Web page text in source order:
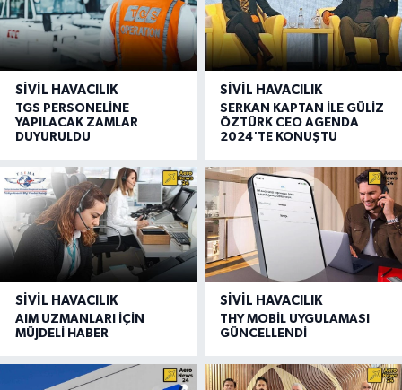
SIVIL HAVACILIK
TGS PERSONELİNE
YAPILACAK ZAMLAR
DUYURULDU
SIVIL HAVACILIK
SERKAN KAPTAN İLE GÜLİZ
ÖZTÜRK CEO AGENDA
2024'TE KONUŞTU
SIVIL HAVACILIK
AIM UZMANLARI İÇİN
MÜJDELİ HABER
SIVIL HAVACILIK
THY MOBİL UYGULAMASI
GÜNCELLENDİ